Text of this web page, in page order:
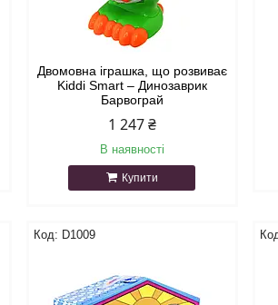
Двомовна іграшка, що розвиває
Kiddi Smart – Динозаврик
Барвограй
1 247 ₴
В наявності
Купити
D1009